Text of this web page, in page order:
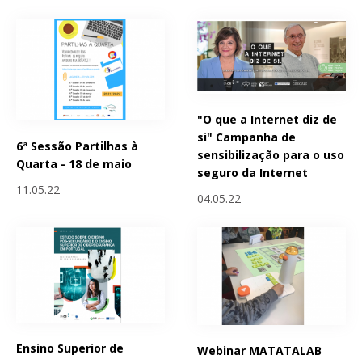
6ª Sessão Partilhas à
Quarta - 18 de maio
11.05.22
"O que a Internet diz de
si" Campanha de
sensibilização para o uso
seguro da Internet
04.05.22
Ensino Superior de
Webinar MATATALAB